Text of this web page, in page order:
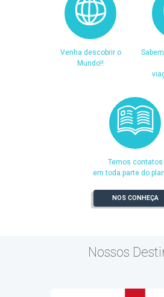
Venha descobrir o
Mundo!!
Temos contatos
em toda parte do
NOS CONHEÇA
Nossos